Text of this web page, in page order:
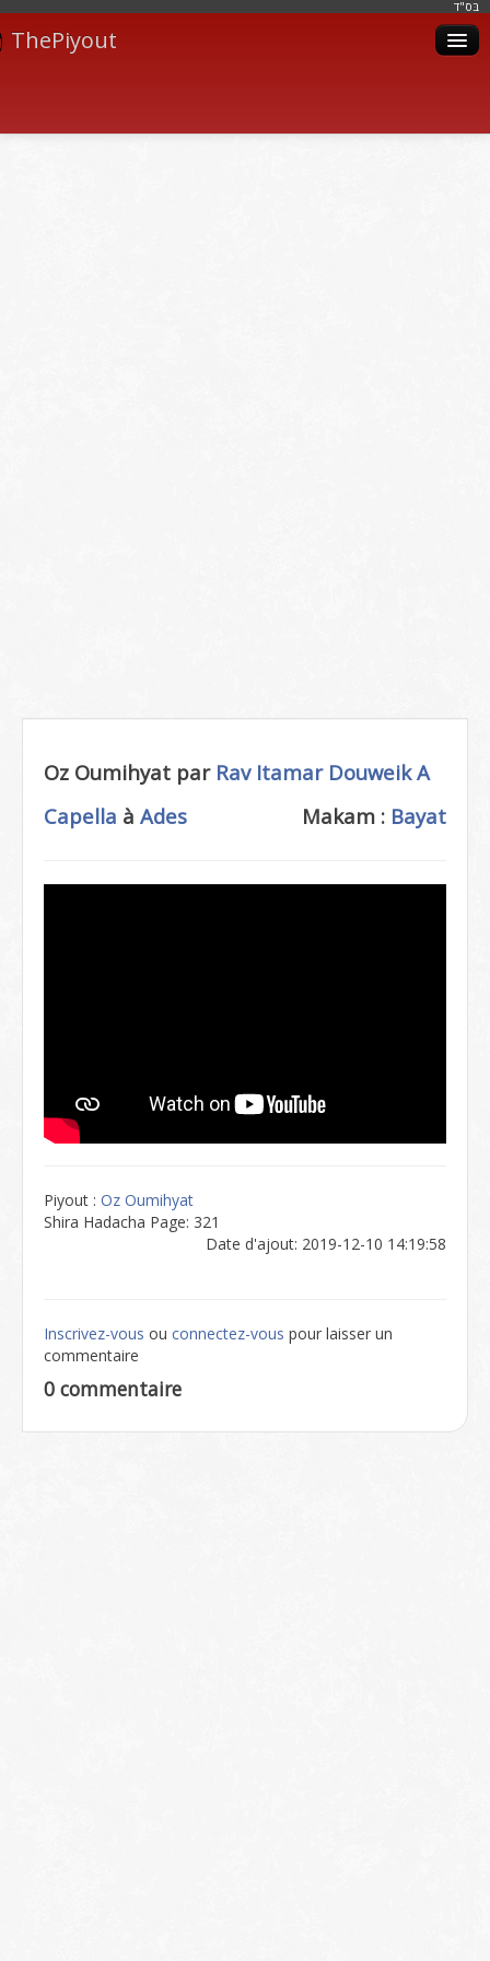
בּס"ד
ThePiyout
Oz Oumihyat par Rav Itamar Douweik A
Capella à Ades Makam : Bayat
Piyout : Oz Oumihyat
Shira Hadacha Page: 321
Date d'ajout: 2019-12-10 14:19:58
Inscrivez-vous ou connectez-vous pour laisser un
commentaire
0 commentaire